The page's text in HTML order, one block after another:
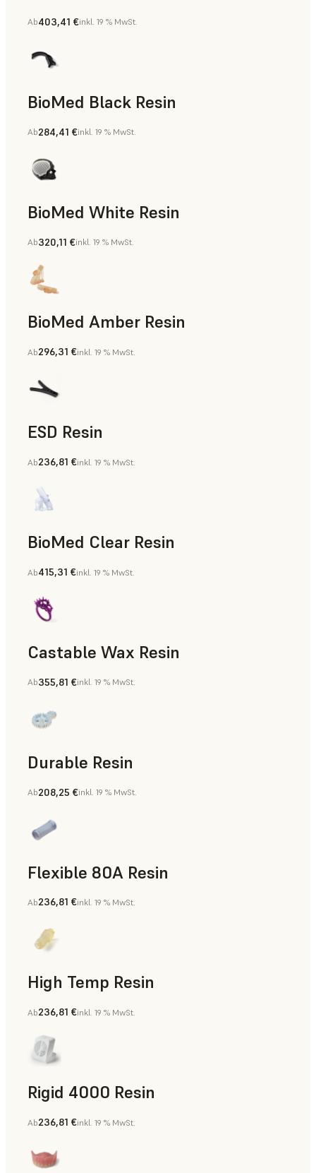
Fertigungshilfsmittel, Teile für die Endverwendung, Rapid
Ab403,41 €inkl. 19 % MwSt.
BioMed Black Resin
Ab284,41 €inkl. 19 % MwSt.
BioMed White Resin
Ab320,11 €inkl. 19 % MwSt.
BioMed Amber Resin
Ab296,31 €inkl. 19 % MwSt.
ESD Resin
Rapid Prototyping
Ab236,81 €inkl. 19 % MwSt.
BioMed Clear Resin
Ab415,31 €inkl. 19 % MwSt.
Castable Wax Resin
Rapid Tooling, Feinguss, Modelle zum Gießen und Pressen
Ab355,81 €inkl. 19 % MwSt.
Durable Resin
Fertigungshilfsmittel, Rapid Prototyping
Ab208,25 €inkl. 19 % MwSt.
Flexible 80A Resin
Rapid Prototyping
Ab236,81 €inkl. 19 % MwSt.
High Temp Resin
Rapid Tooling, Teile für die Endverwendung, Rapid
Ab236,81 €inkl. 19 % MwSt.
Rigid 4000 Resin
Teile für die Endverwendung, Rapid Prototyping
Ab236,81 €inkl. 19 % MwSt.